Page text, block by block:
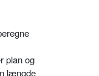
plan og
længde